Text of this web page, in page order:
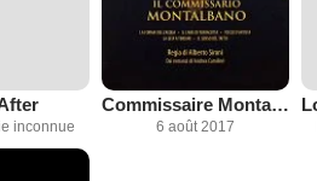
inconnue
Commissaire Montalbano
6 août 2017